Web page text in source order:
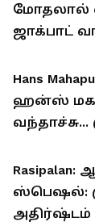
மோதலால்
ஜாக்பாட்
Hans
ஹன்ஸ்
பெறும் 4
Rasipalan:
ஸ்பெஷல்:
அதிர்ஷ்டம்